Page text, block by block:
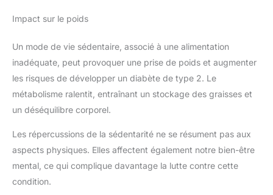
Impact sur le poids
Un mode de vie sédentaire, associé à une alimentation
inadéquate, peut provoquer une prise de poids et augmenter
les risques de développer un diabète de type 2. Le
métabolisme ralentit, entraînant un stockage des graisses et
un déséquilibre corporel.
Les répercussions de la sédentarité ne se résument pas aux
aspects physiques. Elles affectent également notre bien-être
mental, ce qui complique davantage la lutte contre cette
condition.